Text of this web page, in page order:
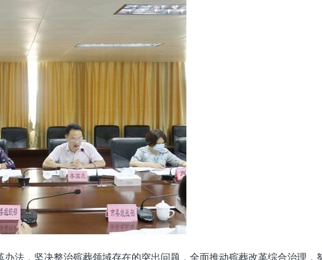
，坚决整治殡葬领域存在的突出问题，全面推动殡葬改革综合治理，